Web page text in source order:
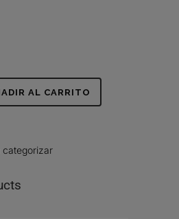
AL CARRITO
categorizar